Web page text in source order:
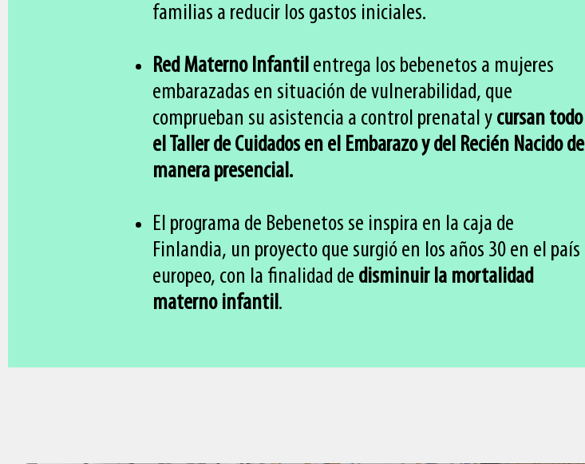
familias a reducir los gastos iniciales.
Red Materno Infantilentrega los bebenetos a mujeres
embarazadas en situación de vulnerabilidad, que
comprueban su asistencia a control prenatal y cursan todo
el Taller de Cuidados en el Embarazo y del Recién Nacido de
manera presencial.
El programa de Bebenetos se inspira en la caja de
Finlandia, un proyecto que surgió en los años 30 en el país
europeo, con la finalidad de disminuir la mortalidad
materno infantil.